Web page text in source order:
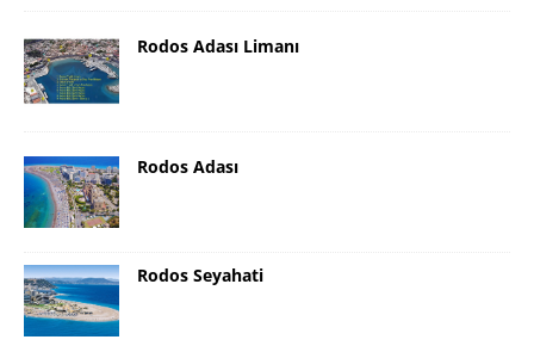
Rodos Adası Limanı
Rodos Adası
Rodos Seyahati